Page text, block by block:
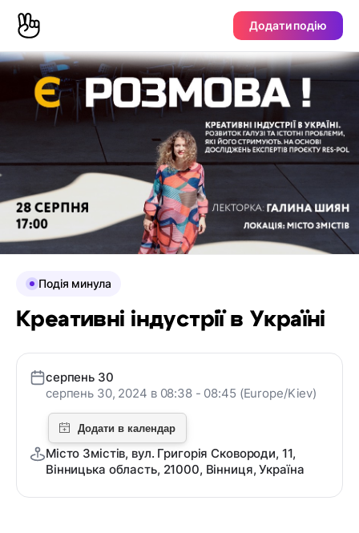
Додати подію
Подія минула
Креативні індустрії в Україні
серпень 30
серпень 30, 2024 в 08:38 - 08:45 (Europe/Kiev)
Місто Змістів, вул. Григорія Сковороди, 11,
Вінницька область, 21000, Вінниця, Україна